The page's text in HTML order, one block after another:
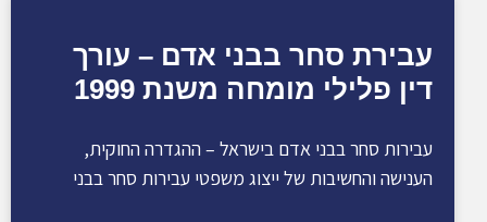
עבירת סחר בבני אדם – עורך
דין פלילי מומחה משנת 1999
עבירות סחר בבני אדם בישראל – ההגדרה החוקית,
הענישה והחשיבות של ייצוג משפטי עבירות סחר בבני